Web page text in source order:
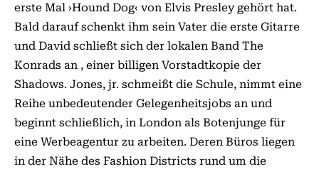
erste Mal ›Hound Dog‹ von Elvis Presley gehört hat.
Bald darauf schenkt ihm sein Vater die erste Gitarre
und David schließt sich der lokalen Band The
Konrads an , einer billigen Vorstadtkopie der
Shadows. Jones, jr. schmeißt die Schule, nimmt eine
Reihe unbedeutender Gelegenheitsjobs an und
beginnt schließlich, in London als Botenjunge für
eine Werbeagentur zu arbeiten. Deren Büros liegen
in der Nähe des Fashion Districts rund um die